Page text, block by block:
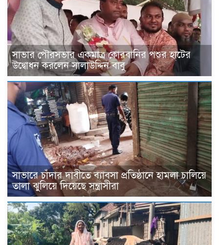
সাভার পৌরসভার একমাত্র কোরবানির পশুর হাটের
উদ্বোধন করলেন সালাউদ্দিন বাবু
সাভারে চাঁদার দাবীতে ব্যাবসা প্রতিষ্ঠানে হামলা চালিয়ে
তালা ঝুলিয়ে দিয়েছে সন্ত্রাসীরা